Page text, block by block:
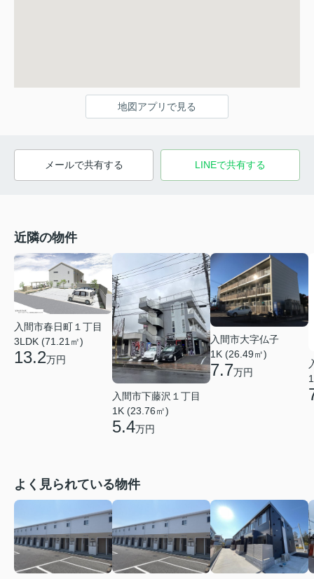
地図アプリで見る
メールで共有する LINEで共有する
近隣の物件
入間市春日町１丁目
3LDK (71.21㎡)
13.2万円
入間市下藤沢１丁目
1K (23.76㎡)
5.4万円
入間市大字仏子
1K (26.49㎡)
7.7万円
よく見られている物件